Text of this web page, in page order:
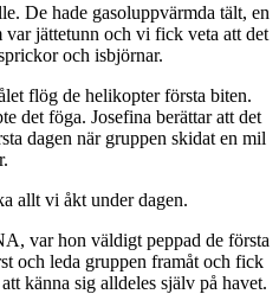
De hade gasoluppvärmda tält, en
var jättetunn och vi fick veta att det
och isbjörnar.
flög de helikopter första biten.
det föga. Josefina berättar att det
dagen när gruppen skidat en mil
allt vi åkt under dagen.
var hon väldigt peppad de första
och leda gruppen framåt och fick
känna sig alldeles själv på havet.